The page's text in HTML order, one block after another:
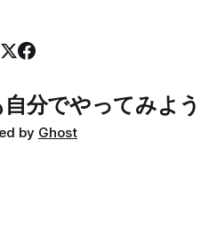
分でやってみよう
by Ghost